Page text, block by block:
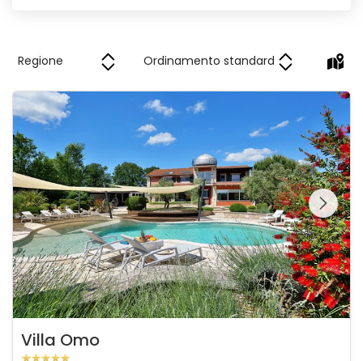
Villa Omo
Guardate l'intera
galleria sulla
Villa Omo